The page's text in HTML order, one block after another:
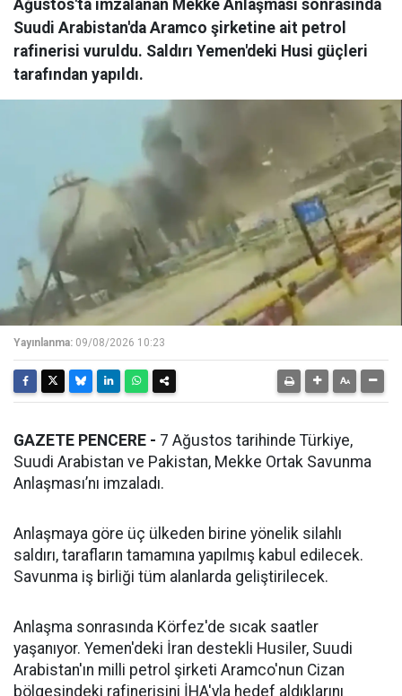
Ağustos'ta imzalanan Mekke Anlaşması sonrasında
Suudi Arabistan'da Aramco şirketine ait petrol
rafinerisi vuruldu. Saldırı Yemen'deki Husi güçleri
tarafından yapıldı.
Yayınlanma: 09/08/2026 10:23
GAZETE PENCERE - 7 Ağustos tarihinde Türkiye,
Suudi Arabistan ve Pakistan, Mekke Ortak Savunma
Anlaşması’nı imzaladı.
Anlaşmaya göre üç ülkeden birine yönelik silahlı
saldırı, tarafların tamamına yapılmış kabul edilecek.
Savunma iş birliği tüm alanlarda geliştirilecek.
Anlaşma sonrasında Körfez'de sıcak saatler
yaşanıyor. Yemen'deki İran destekli Husiler, Suudi
Arabistan'ın milli petrol şirketi Aramco'nun Cizan
bölgesindeki rafinerisini İHA'yla hedef aldıklarını